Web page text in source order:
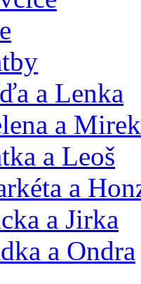
a Lenka
a Mirek
a Leoš
a
a Jirka
a Ondra